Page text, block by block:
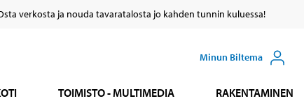
verkosta ja nouda tavaratalosta jo kahden tunnin kuluessa!
Minun Biltema
TOIMISTO - MULTIMEDIA RAKENTAMINEN